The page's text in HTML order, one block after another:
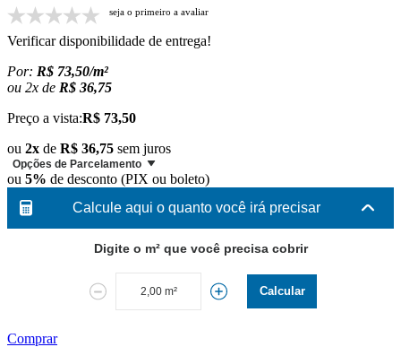
seja o primeiro a avaliar
Verificar disponibilidade de entrega!
Por: R$ 73,50/m²
ou 2x de R$ 36,75
Preço a vista:R$ 73,50
ou 2x de R$ 36,75 sem juros
Opções de Parcelamento
ou 5% de desconto (PIX ou boleto)
Calcule aqui o quanto você irá precisar
Digite o m² que você precisa cobrir
Calcular
Comprar